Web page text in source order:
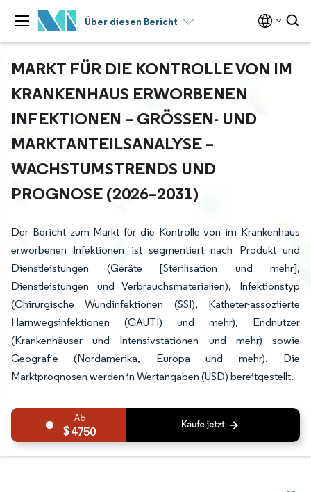
Über diesen Bericht
MARKT FÜR DIE KONTROLLE VON IM
KRANKENHAUS ERWORBENEN
INFEKTIONEN – GRÖSSEN- UND M
ARKTANTEILSANALYSE – W
ACHSTUMSTRENDS UND P
ROGNOSE (2026–2031)
Der Bericht zum Markt für die Kontrolle von im Krankenhaus
erworbenen Infektionen ist segmentiert nach Produkt und
Dienstleistungen (Geräte [Sterilisation und mehr],
Dienstleistungen und Verbrauchsmaterialien), Infektionstyp
(Chirurgische Wundinfektionen (SSI), Katheter-assoziierte
Harnwegsinfektionen (CAUTI) und mehr), Endnutzer
(Krankenhäuser und Intensivstationen und mehr) sowie
Geografie (Nordamerika, Europa und mehr). Die
Marktprognosen werden in Wertangaben (USD) bereitgestellt.
4750